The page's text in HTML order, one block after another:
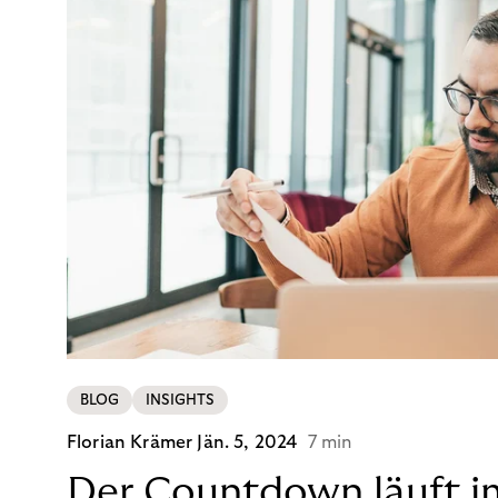
BLOG INSIGHTS
Florian Krämer Jän. 5, 2024 7 min